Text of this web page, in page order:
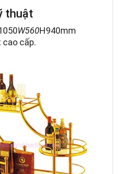
thuật
W560H940mm
cao cấp.